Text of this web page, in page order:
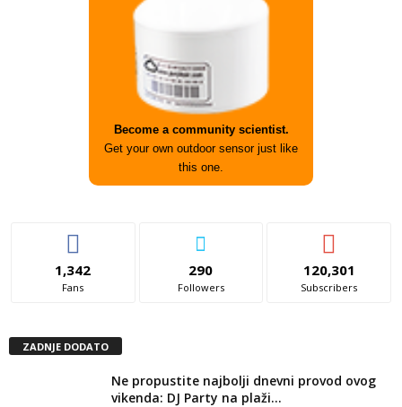
Become a community scientist.
Get your own outdoor sensor just like
this one.
1,342
Fans
290
Followers
120,301
Subscribers
ZADNJE DODATO
Ne propustite najbolji dnevni provod ovog
vikenda: DJ Party na plaži...